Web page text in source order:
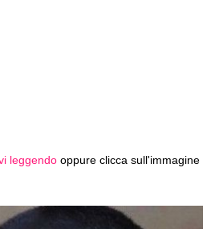
leggendo oppure clicca sull'immagine